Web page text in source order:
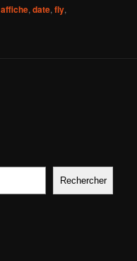
affiche,date,fly,
Rechercher